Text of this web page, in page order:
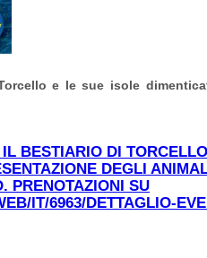
e le sue isole
BESTIARIO DI
DEGLI
PRENOTAZIONI SU
IT/6963/DETTAGLIO-